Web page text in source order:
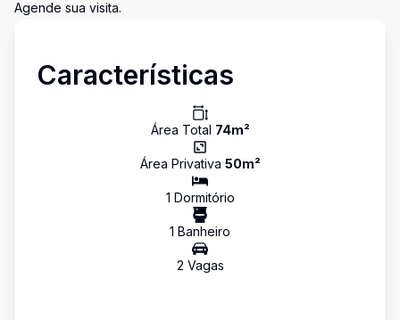
Agende sua visita.
Características
Área Total 74m²
Área Privativa 50m²
1 Dormitório
1 Banheiro
2 Vagas